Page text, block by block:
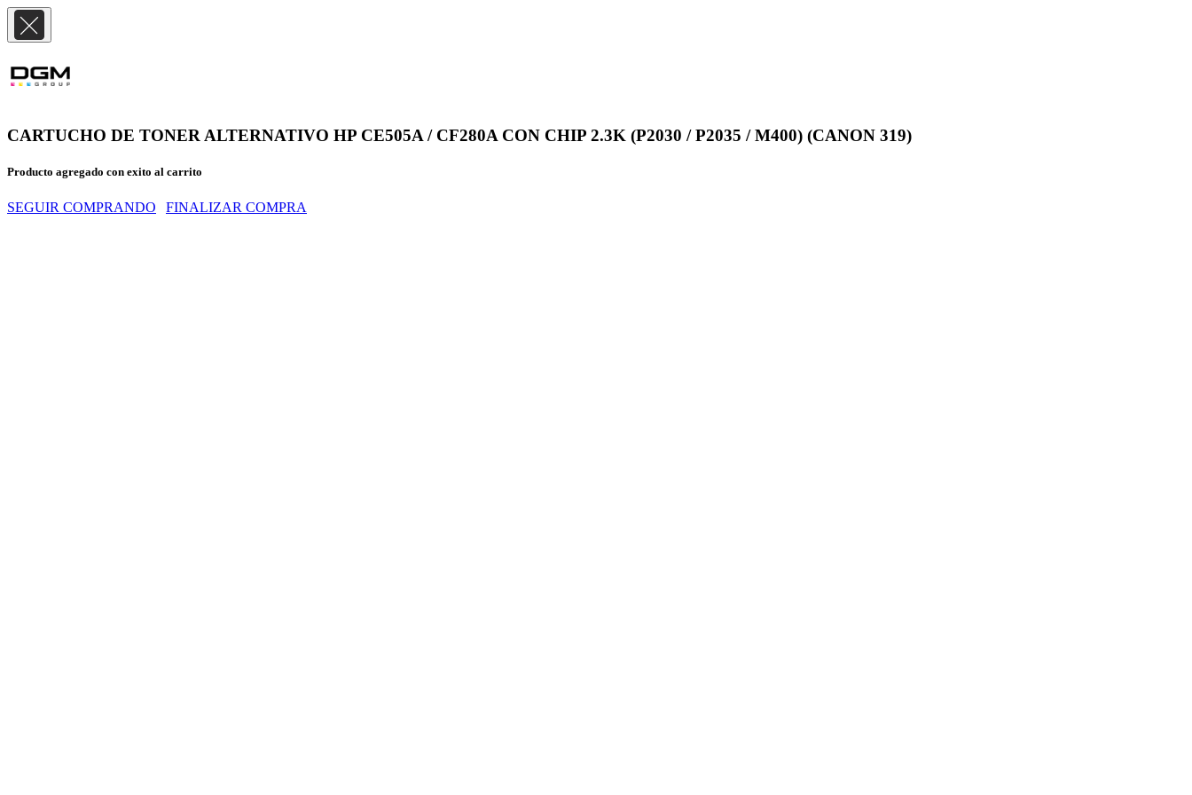
CARTUCHO DE TONER ALTERNATIVO HP CE505A / CF280A CON CHIP 2.3K (P2030 / P2035 / M400) (CANON 319)
Producto agregado con exito al carrito
SEGUIR COMPRANDO FINALIZAR COMPRA